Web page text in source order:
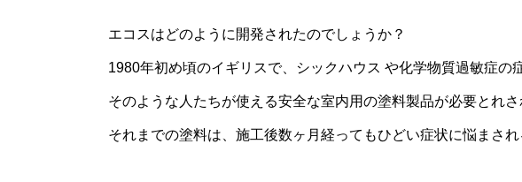
エコスはどのように開発されたのでしょうか？
1980年初め頃のイギリスで、シックハウス や化学物質過敏症の
そのような人たちが使える安全な室内用の塗料製品が必要とれさ
それまでの塗料は、施工後数ヶ月経ってもひどい症状に悩まされ